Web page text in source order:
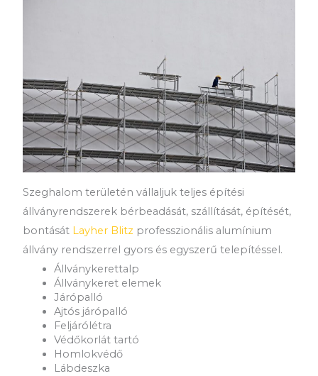
Szeghalom területén vállaljuk teljes építési
állványrendszerek bérbeadását, szállítását, építését,
bontását Layher Blitz professzionális alumínium
állvány rendszerrel gyors és egyszerű telepítéssel.
Állványkerettalp
Állványkeret elemek
Járópalló
Ajtós járópalló
Feljárólétra
Védőkorlát tartó
Homlokvédő
Lábdeszka